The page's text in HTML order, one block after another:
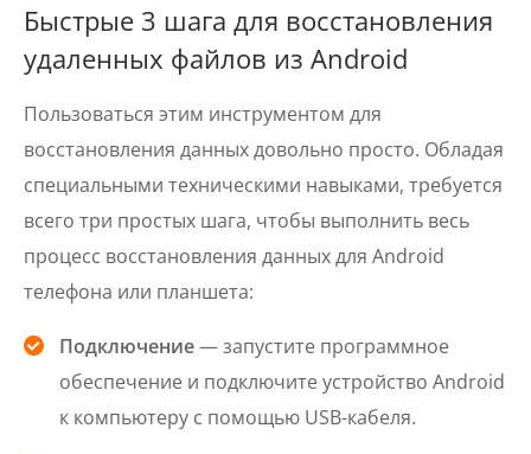
Быстрые 3 шага для восстановления
удаленных файлов из Android
Пользоваться этим инструментом для
восстановления данных довольно просто. Обладая
специальными техническими навыками, требуется
всего три простых шага, чтобы выполнить весь
процесс восстановления данных для Android
телефона или планшета:
Подключение— запустите программное
обеспечение и подключите устройство Android
к компьютеру с помощью USB-кабеля.